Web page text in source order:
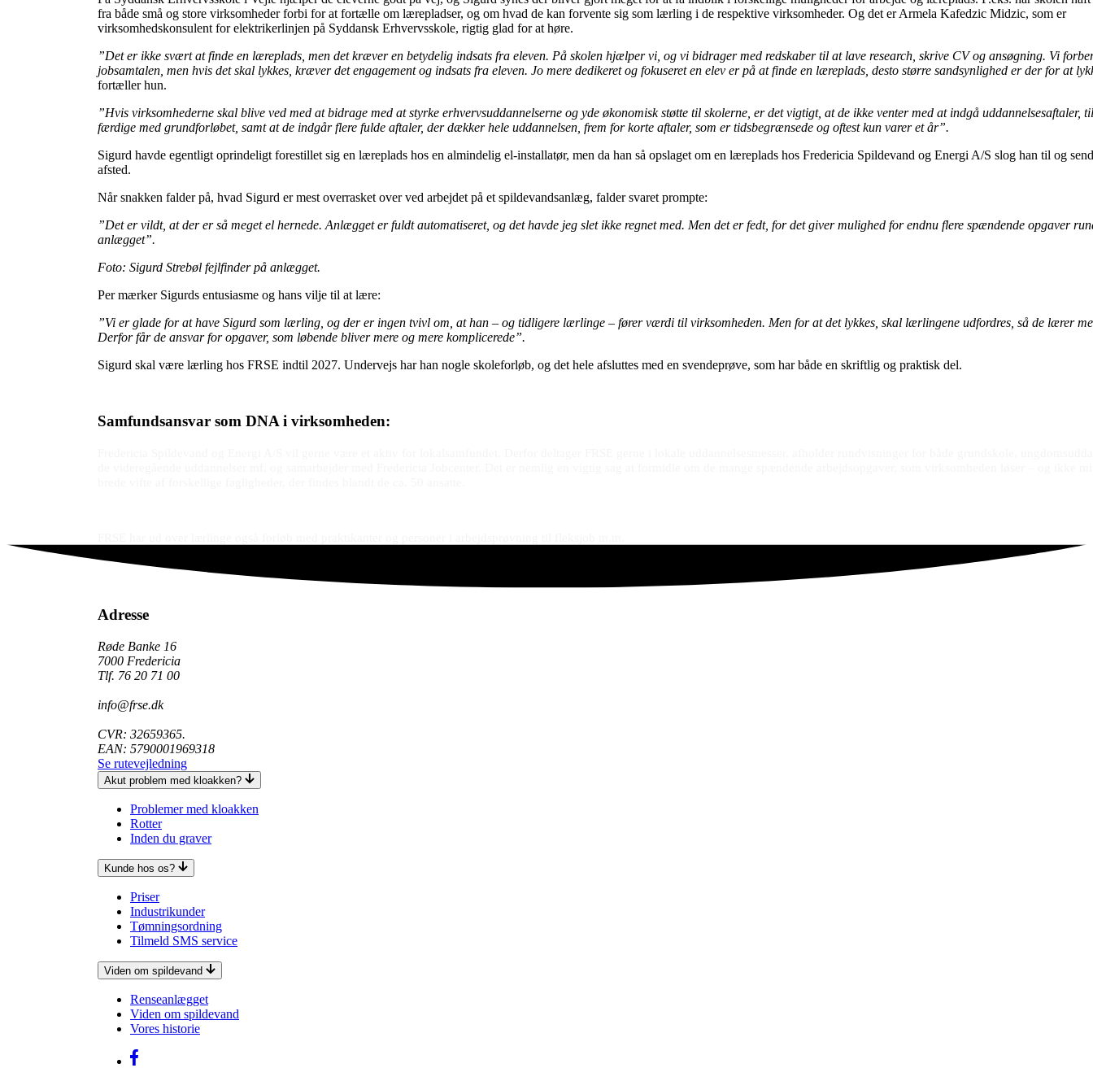
fra både små og store virksomheder forbi for at fortælle om lærepladser, og om hvad de kan forvente sig som lærling i de respektive virksomheder. Og det er Armela Kafedzic Midzic, som er
virksomhedskonsulent for elektrikerlinjen på Syddansk Erhvervsskole, rigtig glad for at høre.
”Det er ikke svært at finde en læreplads, men det kræver en betydelig indsats fra eleven. På skolen hjælper vi, og vi bidrager med redskaber til at lave research, skrive CV og ansøgning. Vi
jobsamtalen, men hvis det skal lykkes, kræver det engagement og indsats fra eleven. Jo mere dedikeret og fokuseret en elev er på at finde en læreplads, desto større sandsynlighed er der for at
fortæller hun.
”Hvis virksomhederne skal blive ved med at bidrage med at styrke erhvervsuddannelserne og yde økonomisk støtte til skolerne, er det vigtigt, at de ikke venter med at indgå uddannelsesaftaler,
færdige med grundforløbet, samt at de indgår flere fulde aftaler, der dækker hele uddannelsen, frem for korte aftaler, som er tidsbegrænsede og oftest kun varer et år”.
Sigurd havde egentligt oprindeligt forestillet sig en læreplads hos en almindelig el-installatør, men da han så opslaget om en læreplads hos Fredericia Spildevand og Energi A/S slog han til og
afsted.
Når snakken falder på, hvad Sigurd er mest overrasket over ved arbejdet på et spildevandsanlæg, falder svaret prompte:
”Det er vildt, at der er så meget el hernede. Anlægget er fuldt automatiseret, og det havde jeg slet ikke regnet med. Men det er fedt, for det giver mulighed for endnu flere spændende opgaver
anlægget”.
Foto: Sigurd Strebøl fejlfinder på anlægget.
Per mærker Sigurds entusiasme og hans vilje til at lære:
”Vi er glade for at have Sigurd som lærling, og der er ingen tvivl om, at han – og tidligere lærlinge – fører værdi til virksomheden. Men for at det lykkes, skal lærlingene udfordres, så de lærer
Derfor får de ansvar for opgaver, som løbende bliver mere og mere komplicerede”.
Sigurd skal være lærling hos FRSE indtil 2027. Undervejs har han nogle skoleforløb, og det hele afsluttes med en svendeprøve, som har både en skriftlig og praktisk del.
Samfundsansvar som DNA i virksomheden:
Adresse
Røde Banke 16
7000 Fredericia
Tlf. 76 20 71 00
info@frse.dk
CVR: 32659365.
EAN: 5790001969318
Se rutevejledning
Akut problem med kloakken?
Problemer med kloakken
Rotter
Inden du graver
Kunde hos os?
Priser
Industrikunder
Tømningsordning
Tilmeld SMS service
Viden om spildevand
Renseanlægget
Viden om spildevand
Vores historie